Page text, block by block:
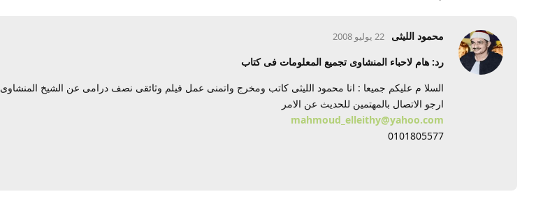
محمود الليثى 22 يوليو 2008
رد: هام لاحباء المنشاوى تجميع المعلومات فى كتاب
السلا م عليكم جميعا : انا محمود الليثى كاتب ومخرج واتمنى عمل فيلم وثائقى نصف درامى عن الشيخ المنشاوى
ارجو الاتصال بالمهتمين للحديث عن الامر
mahmoud_elleithy@yahoo.com
0101805577